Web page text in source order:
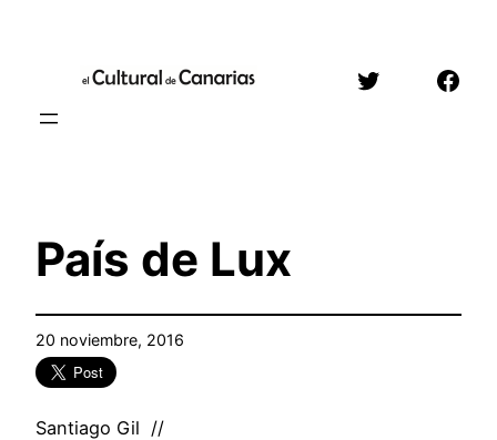
contenido
Twitter
País de Lux
20 noviembre, 2016
Santiago Gil //